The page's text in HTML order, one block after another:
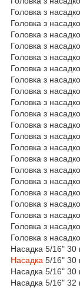
Головка з
Головка з
Головка з
Головка з
Головка з
Головка з
Головка з
Головка з
Головка з
Головка з
Головка з
Головка з
Головка з
Головка з
Головка з
Головка з
Головка з
Головка з
Головка з
Головка з
Головка з
Насадка 5/16"
Насадка 5/16" 30
Насадка 5/16" 30
Насадка 5/16" 32